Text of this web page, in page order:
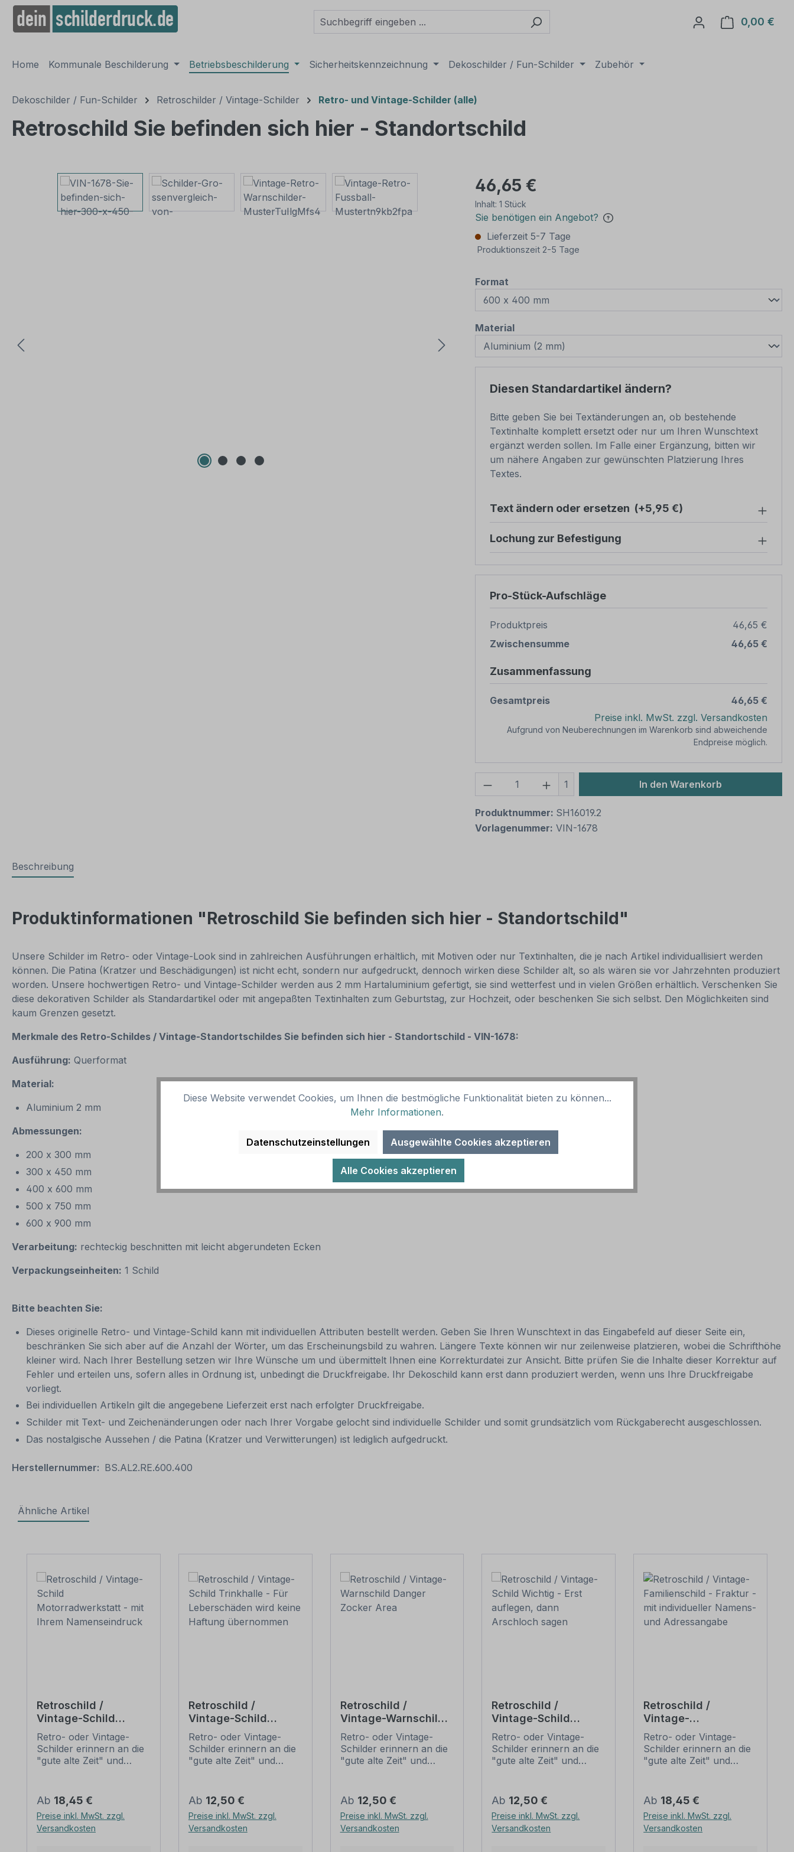
Zur Hauptnavigation springen
0,00 €
Home Kommunale Beschilderung Betriebsbeschilderung Sicherheitskennzeichnung Dekoschilder / Fun-Schilder Zubehör
Dekoschilder / Fun-Schilder Retroschilder / Vintage-Schilder Retro- und Vintage-Schilder (alle)
Retroschild Sie befinden sich hier - Standortschild
Bildergalerie überspringen 46,65 €
Inhalt: 1 Stück
Sie benötigen ein Angebot?
Lieferzeit 5-7 Tage
Produktionszeit 2-5 Tage
Format
Materialauswählen
Diesen Standardartikel ändern?
Bitte geben Sie bei Textänderungen an, ob bestehende
Textinhalte komplett ersetzt oder nur um Ihren Wunschtext
ergänzt werden sollen. Im Falle einer Ergänzung, bitten wir
um nähere Angaben zur gewünschten Platzierung Ihres
Textes.
Text ändern oder ersetzen (+5,95 €)
Lochung zur Befestigung
Pro-Stück-Aufschläge
Produktpreis
46,65 €
Zwischensumme
46,65 €
Zusammenfassung
Gesamtpreis
46,65 €
Preise inkl. MwSt. zzgl. Versandkosten
Aufgrund von Neuberechnungen im Warenkorb sind abweichende
Endpreise möglich.
Produkt Anzahl: Gib den gewünschten Wert
1 In den Warenkorb
Produktnummer: SH16019.2
Vorlagenummer: VIN-1678
Beschreibung
Produktinformationen "Retroschild Sie befinden sich hier - Standortschild"
Unsere Schilder im Retro- oder Vintage-Look sind in zahlreichen Ausführungen erhältlich, mit Motiven oder nur Textinhalten, die je nach Artikel individuallisiert werden
können. Die Patina (Kratzer und Beschädigungen) ist nicht echt, sondern nur aufgedruckt, dennoch wirken diese Schilder alt, so als wären sie vor Jahrzehnten produziert
worden. Unsere hochwertigen Retro- und Vintage-Schilder werden aus 2 mm Hartaluminium gefertigt, sie sind wetterfest und in vielen Größen erhältlich. Verschenken Sie
diese dekorativen Schilder als Standardartikel oder mit angepaßten Textinhalten zum Geburtstag, zur Hochzeit, oder beschenken Sie sich selbst. Den Möglichkeiten sind
kaum Grenzen gesetzt.
Merkmale des Retro-Schildes / Vintage-Standortschildes Sie befinden sich hier - Standortschild - VIN-1678:
Ausführung: Querformat
Material:
Aluminium 2 mm
Abmessungen:
200 x 300 mm
300 x 450 mm
400 x 600 mm
500 x 750 mm
600 x 900 mm
Verarbeitung: rechteckig beschnitten mit leicht abgerundeten Ecken
Verpackungseinheiten: 1 Schild
Bitte beachten Sie:
Dieses originelle Retro- und Vintage-Schild kann mit individuellen Attributen bestellt werden. Geben Sie Ihren Wunschtext in das Eingabefeld auf dieser Seite ein,
beschränken Sie sich aber auf die Anzahl der Wörter, um das Erscheinungsbild zu wahren. Längere Texte können wir nur zeilenweise platzieren, wobei die Schrifthöhe
kleiner wird. Nach Ihrer Bestellung setzen wir Ihre Wünsche um und übermittelt Ihnen eine Korrekturdatei zur Ansicht. Bitte prüfen Sie die Inhalte dieser Korrektur auf
Fehler und erteilen uns, sofern alles in Ordnung ist, unbedingt die Druckfreigabe. Ihr Dekoschild kann erst dann produziert werden, wenn uns Ihre Druckfreigabe
vorliegt.
Bei individuellen Artikeln gilt die angegebene Lieferzeit erst nach erfolgter Druckfreigabe.
Schilder mit Text- und Zeichenänderungen oder nach Ihrer Vorgabe gelocht sind individuelle Schilder und somit grundsätzlich vom Rückgaberecht ausgeschlossen.
Das nostalgische Aussehen / die Patina (Kratzer und Verwitterungen) ist lediglich aufgedruckt.
Herstellernummer: BS.AL2.RE.600.400
Ähnliche Artikel
Retroschild /
Vintage-Schild
Motorradwerkstatt -
mit Ihrem
Namenseindruck
Retro- oder Vintage-
Schilder erinnern an die
"gute alte Zeit" und
großer Beliebheit. Sind
diese Schilder im Original
nur schwer und häufig
nur zu horrenden Preise
Regulärer Preis:
Ab 18,45 €
Preise inkl. MwSt. zzgl.
Versandkosten
Retroschild /
Vintage-Schild
Trinkhalle - Für
Leberschäden wird
keine Haftung
Retro- oder Vintage-
Schilder erinnern an die
"gute alte Zeit" und
großer Beliebheit. Sind
diese Schilder im Original
nur schwer und häufig
nur zu horrenden Preise
Regulärer Preis:
Ab 12,50 €
Preise inkl. MwSt. zzgl.
Versandkosten
Retroschild /
Vintage-Warnschild
Danger Zocker Area
Retro- oder Vintage-
Schilder erinnern an die
"gute alte Zeit" und
großer Beliebheit. Sind
diese Schilder im Original
nur schwer und häufig
nur zu horrenden Preise
Regulärer Preis:
Ab 12,50 €
Preise inkl. MwSt. zzgl.
Versandkosten
Retroschild /
Vintage-Schild
Wichtig - Erst
auflegen, dann
Arschloch sagen
Retro- oder Vintage-
Schilder erinnern an die
"gute alte Zeit" und
großer Beliebheit. Sind
diese Schilder im Original
nur schwer und häufig
nur zu horrenden Preise
Regulärer Preis:
Ab 12,50 €
Preise inkl. MwSt. zzgl.
Versandkosten
Retroschild /
Vintage-
Familienschild -
Fraktur - mit
individueller
Retro- oder Vintage-
Schilder erinnern an die
"gute alte Zeit" und
großer Beliebheit. Sind
diese Schilder im Original
nur schwer und häufig
nur zu horrenden Preise
Regulärer Preis:
Ab 18,45 €
Preise inkl. MwSt. zzgl.
Versandkosten
Diese Website verwendet Cookies, um Ihnen die bestmögliche Funktionalität bieten zu können...
Mehr Informationen.
Datenschutzeinstellungen Ausgewählte Cookies akzeptieren
Alle Cookies akzeptieren